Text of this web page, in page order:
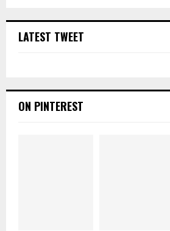
LATEST TWEET
ON PINTEREST